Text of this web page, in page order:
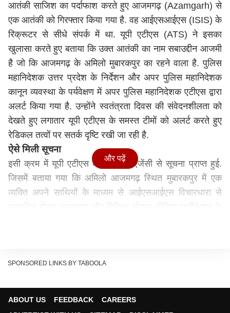
आतंकी साजिश का पर्दाफाश करते हुए आजमगढ़ (Azamgarh) से
एक आतंकी को गिरफ्तार किया गया है. वह आईएसआईएस (ISIS) के
रिक्रूटर से सीधे संपर्क में था. यूपी एटीएस (ATS) ने इसका
खुलासा करते हुए बताया कि उक्त आतंकी का नाम सबाउद्दीन आजमी
है जो कि आजमगढ़ के अमिलो मुबारकपुर का रहने वाला है. पुलिस
महानिदेशक उत्तर प्रदेश के निर्देशन और अपर पुलिस महानिदेशक
कानून व्यवस्था के पर्यवेक्षण में अपर पुलिस महानिदेशक एटीएस द्वारा
अलर्ट किया गया है. उन्होंने स्वतंत्रता दिवस की संवेदनशीलता को
देखते हुए लगातार यूपी एटीएस के समस्त टीमों को अलर्ट करते हुए
रेडिकल तत्वों पर सतर्क दृष्टि रखी जा रही है.
ऐसे मिली सूचना
इसी क्रम में यूपी एटीएस को सहयोगी एजेंसी से सूचना प्राप्त हुई.
जिसमें बताया गया कि अमिलो आजमगढ़ स्थित मुबारकपुर में एक
व्यक्ति अपने साथियों के माध्यम से आईएसआईएस विचारधारा से
लाया गया था.
और पढ़ें
SPONSORED LINKS BY TABOOLA
ABOUT US FEEDBACK
CAREERS